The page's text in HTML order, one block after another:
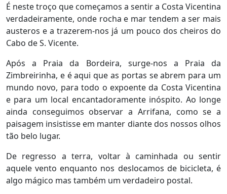
É neste troço que começamos a sentir a Costa Vicentina
verdadeiramente, onde rocha e mar tendem a ser mais
austeros e a trazerem-nos já um pouco dos cheiros do
Cabo de S. Vicente.
Após a Praia da Bordeira, surge-nos a Praia da
Zimbreirinha, e é aqui que as portas se abrem para um
mundo novo, para todo o expoente da Costa Vicentina
e para um local encantadoramente inóspito. Ao longe
ainda conseguimos observar a Arrifana, como se a
paisagem insistisse em manter diante dos nossos olhos
tão belo lugar.
De regresso a terra, voltar à caminhada ou sentir
aquele vento enquanto nos deslocamos de bicicleta, é
algo mágico mas também um verdadeiro postal.